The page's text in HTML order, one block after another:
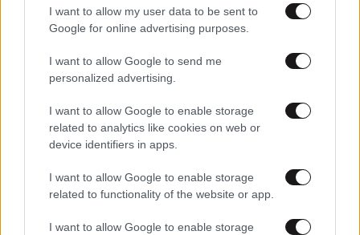
I want to allow my user data to be sent to
Google for online advertising purposes.
I want to allow Google to send me
personalized advertising.
I want to allow Google to enable storage
related to analytics like cookies on web or
device identifiers in apps.
I want to allow Google to enable storage
related to functionality of the website or app.
I want to allow Google to enable storage
Τροχαίο δυστύχημα στις Σέρρες:
Πραγματογνώμονας ρίχνει φως στα αίτια της
τραγωδίας – «Κάποια απόσπαση προσοχής,
ίσως μίλησε στο κινητό»